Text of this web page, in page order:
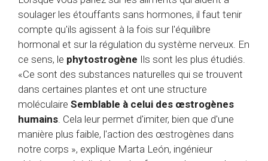
soulager les étouffants sans hormones, il faut tenir
compte qu'ils agissent à la fois sur l'équilibre
hormonal et sur la régulation du système nerveux. En
ce sens, le phytostrogène Ils sont les plus étudiés.
«Ce sont des substances naturelles qui se trouvent
dans certaines plantes et ont une structure
moléculaire Semblable à celui des œstrogènes
humains . Cela leur permet d'imiter, bien que d'une
manière plus faible, l'action des œstrogènes dans
notre corps », explique Marta León, ingénieur